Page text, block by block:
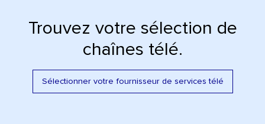
Trouvez votre sélection de
chaînes télé.
Sélectionner votre fournisseur de services télé